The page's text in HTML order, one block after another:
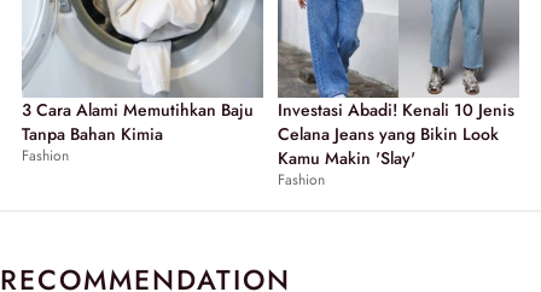
3 Cara Alami Memutihkan Baju
Tanpa Bahan Kimia
Fashion
Investasi Abadi! Kenali 10 Jenis
Celana Jeans yang Bikin Look
Kamu Makin 'Slay'
Fashion
RECOMMENDATION